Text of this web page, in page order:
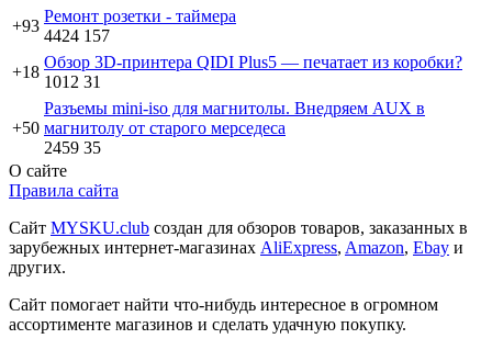
+93
Ремонт розетки - таймера
4424 157
+18
Обзор 3D-принтера QIDI Plus5 — печатает из коробки?
1012 31
+50
Разъемы mini-iso для магнитолы. Внедряем AUX в
магнитолу от старого мерседеса
2459 35
О сайте
Правила сайта
Сайт MYSKU.club cоздан для обзоров товаров, заказанных в
зарубежных интернет-магазинах AliExpress, Amazon, Ebay и
других.
Сайт помогает найти что-нибудь интересное в огромном
ассортименте магазинов и сделать удачную покупку.